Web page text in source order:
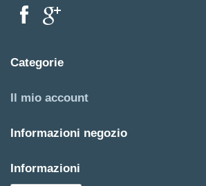
Categorie
Il mio account
Informazioni negozio
Informazioni